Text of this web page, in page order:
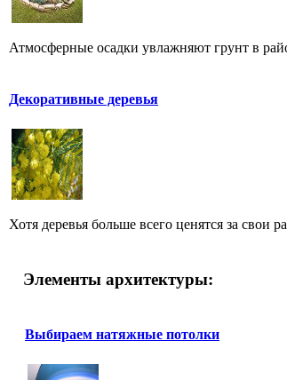
Атмосферные осадки увлажняют грунт в
Декоративные деревья
Хотя деревья больше всего ценятся за свои
Элементы архитектуры:
Выбираем натяжные потолки